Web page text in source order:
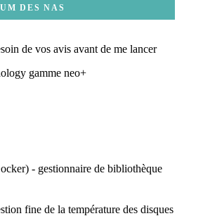
DES NAS
de vos avis avant de me lancer
gamme neo+
- gestionnaire de bibliothèque
fine de la température des disques